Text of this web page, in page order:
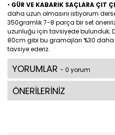
• GÜR VE KABARIK SAÇLARA ÇIT
daha uzun olmasını istiyorum
350gramlık 7-8 parça bir set
uzunluğu için tavsiyede bulunduk;
80cm gibi bu gramajları %30
tavsiye ederiz.
YORUMLAR - 0 yorum
ÖNERİLERİNİZ